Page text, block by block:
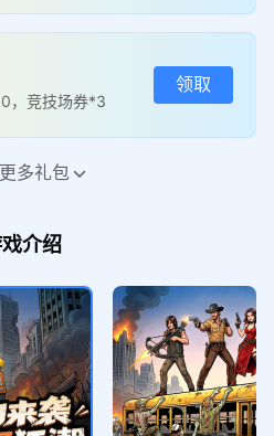
，竞技场券*3
领取
娱乐硬币*3
包
，钻石*100
领取
多礼包
介绍